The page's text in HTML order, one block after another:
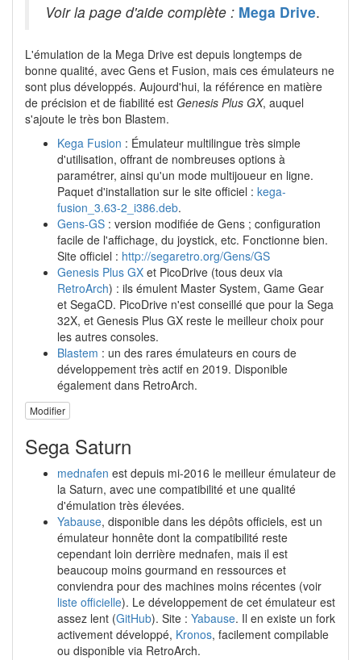
Voir la page d'aide complète : Mega Drive.
L'émulation de la Mega Drive est depuis longtemps de
bonne qualité, avec Gens et Fusion, mais ces émulateurs ne
sont plus développés. Aujourd'hui, la référence en matière
de précision et de fiabilité est Genesis Plus GX, auquel
s'ajoute le très bon Blastem.
Kega Fusion : Émulateur multilingue très simple
d'utilisation, offrant de nombreuses options à
paramétrer, ainsi qu'un mode multijoueur en ligne.
Paquet d'installation sur le site officiel : kega-
fusion_3.63-2_i386.deb.
Gens-GS : version modifiée de Gens ; configuration
facile de l'affichage, du joystick, etc. Fonctionne bien.
Site officiel : http://segaretro.org/Gens/GS
Genesis Plus GX et PicoDrive (tous deux via
RetroArch) : ils émulent Master System, Game Gear
et SegaCD. PicoDrive n'est conseillé que pour la Sega
32X, et Genesis Plus GX reste le meilleur choix pour
les autres consoles.
Blastem : un des rares émulateurs en cours de
développement très actif en 2019. Disponible
également dans RetroArch.
Modifier
Sega Saturn
mednafen est depuis mi-2016 le meilleur émulateur de
la Saturn, avec une compatibilité et une qualité
d'émulation très élevées.
Yabause, disponible dans les dépôts officiels, est un
émulateur honnête dont la compatibilité reste
cependant loin derrière mednafen, mais il est
beaucoup moins gourmand en ressources et
conviendra pour des machines moins récentes (voir
liste officielle). Le développement de cet émulateur est
assez lent (GitHub). Site : Yabause. Il en existe un fork
activement développé, Kronos, facilement compilable
ou disponible via RetroArch.